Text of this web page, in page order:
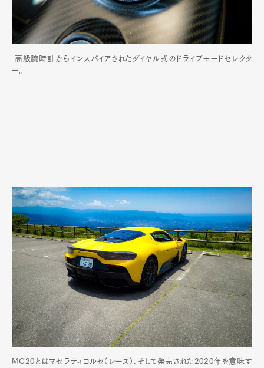
高級腕時計からインスパイアされたダイヤル式のドライブモードセレクタ
ー。
MC20とはマセラティコルセ（レース）、そして発売された2020年を意味す